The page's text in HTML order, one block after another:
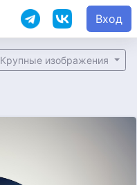
Вход
Крупные изображения